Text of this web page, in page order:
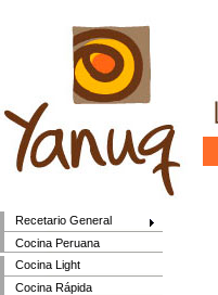
Recetario General
Cocina Peruana
Cocina Light
Cocina Rápida